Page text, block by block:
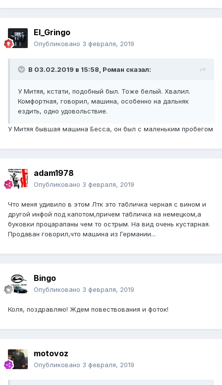
El_Gringo
Опубликовано 3 февраля, 2019
В 03.02.2019 в 15:58, Роман сказал:
У Митяя, кстати, подобный был. Тоже белый. Хвалил.
Комфортная, говорил, машина, особенно на дальняк
ездить, одно удовольствие.
У Митяя бывшая машина Бесса, он был с маленьким пробегом
adam1978
Опубликовано 3 февраля, 2019
Что меня удивило в этом Лтк это табличка черная с вином и
другой инфой под капотом,причем табличка на немецком,а
буковки процарапаны чем то острым. На вид очень кустарная.
Продаван говорил,что машина из Германии...
Bingo
Опубликовано 3 февраля, 2019
Коля, поздравляю! Ждем повествования и фоток!
motovoz
Опубликовано 3 февраля, 2019